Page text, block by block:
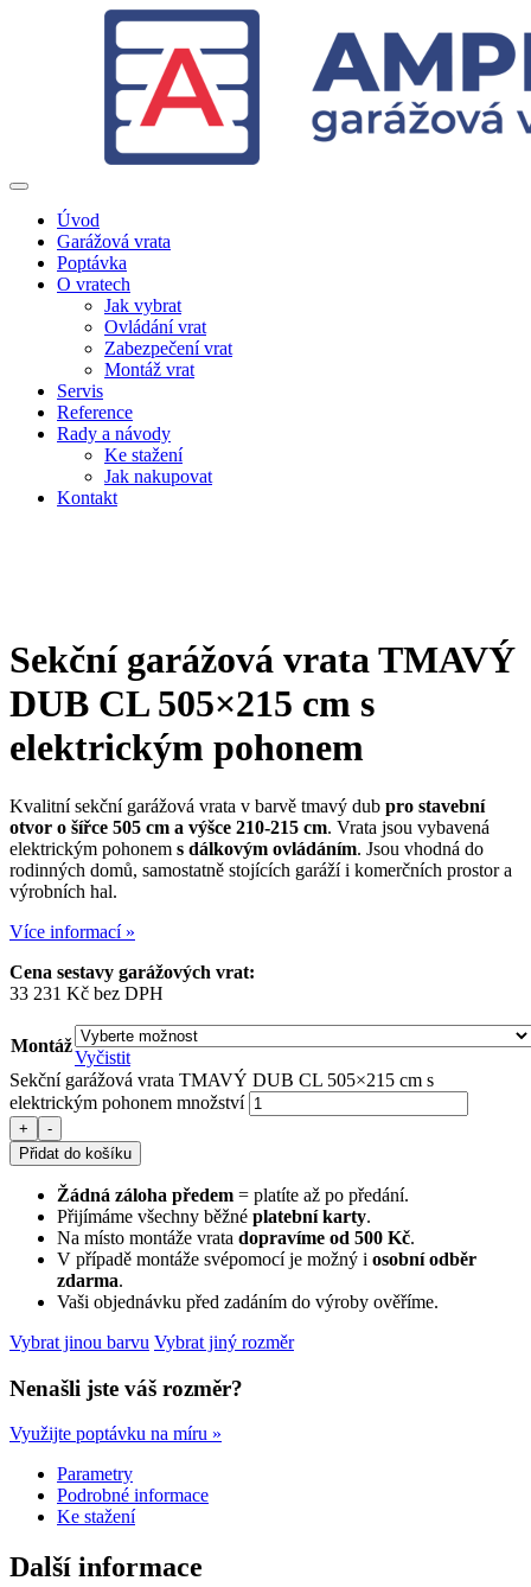
Úvod
Garážová vrata
Poptávka
O vratech
Jak vybrat
Ovládání vrat
Zabezpečení vrat
Montáž vrat
Servis
Reference
Rady a návody
Ke stažení
Jak nakupovat
Kontakt
Sekční garážová vrataTMAVÝ
DUB CL 505×215 cm s
elektrickým pohonem
Kvalitní sekční garážová vrata v barvě tmavý dub pro stavební
otvor o šířce 505 cm a výšce 210-215 cm. Vrata jsou vybavená
elektrickým pohonem s dálkovým ovládáním. Jsou vhodná do
rodinných domů, samostatně stojících garáží i komerčních prostor a
výrobních hal.
Více informací »
Cena sestavy garážových vrat:
33 231 Kč bez DPH
Montáž
Vyčistit
Sekční garážová vrata TMAVÝ DUB CL 505×215 cm s
elektrickým pohonem množství
+
-
Přidat do košíku
Žádná záloha předem = platíte až po předání.
Přijímáme všechny běžné platební karty.
Na místo montáže vrata dopravíme od 500 Kč.
V případě montáže svépomocí je možný i osobní odběr
zdarma.
Vaši objednávku před zadáním do výroby ověříme.
Vybrat jinou barvu Vybrat jiný rozměr
Nenašli jste váš rozměr?
Využijte poptávku na míru »
Parametry
Podrobné informace
Ke stažení
Další informace